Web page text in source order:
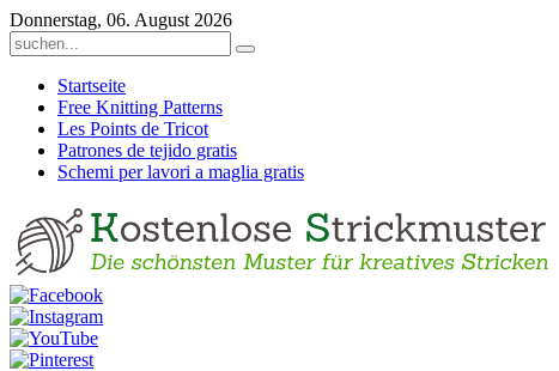
Donnerstag, 06. August 2026
Startseite
Free Knitting Patterns
Les Points de Tricot
Patrones de tejido gratis
Schemi per lavori a maglia gratis